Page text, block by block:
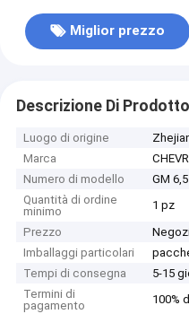
Miglior prezzo
Descrizione Di Prodotto
Luogo di origine
Marca
Numero di modello
GM 6,5
Quantità di ordine
minimo
1 pz
Prezzo
Imballaggi particolari
Tempi di consegna
5-15
Termini di
pagamento
100%